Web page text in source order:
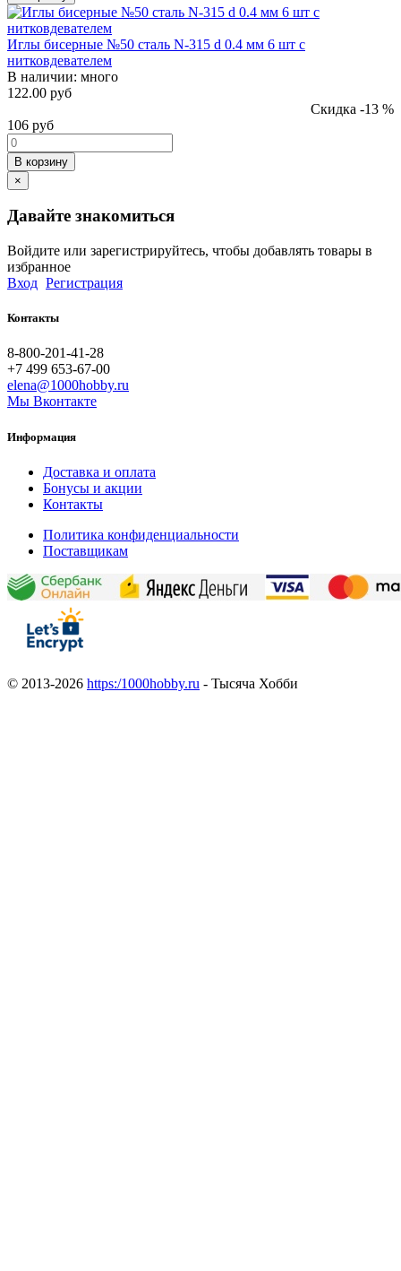
Иглы бисерные №50 сталь N-315 d 0.4 мм 6 шт с
нитковдевателем
В наличии: много
122.00 руб
Скидка -13 %
106 руб
В корзину
×
Давайте знакомиться
Войдите или зарегистрируйтесь, чтобы добавлять товары в
избранное
Вход Регистрация
Контакты
8-800-201-41-28
+7 499 653-67-00
elena@1000hobby.ru
Мы Вконтакте
Информация
Доставка и оплата
Бонусы и акции
Контакты
Политика конфиденциальности
Поставщикам
© 2013-2026 https:/1000hobby.ru - Тысяча Хобби